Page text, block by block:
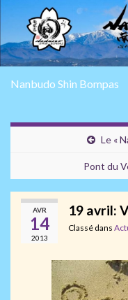
Nanbudo Shin Bompas
Le «
Pont du
AVR
14
2013
19 avril:
Classé dans